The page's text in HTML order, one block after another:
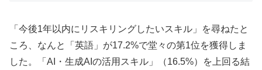
「今後1年以内にリスキリングしたいスキル」を尋ねたと
ころ、なんと「英語」が17.2%で堂々の第1位を獲得しま
した。「AI・生成AIの活用スキル」（16.5%）を上回る結